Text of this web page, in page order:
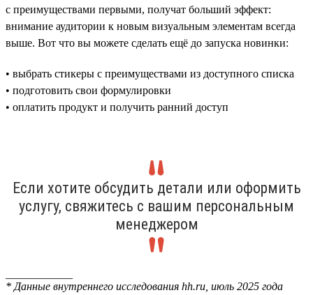
с преимуществами первыми, получат больший эффект:
внимание аудитории к новым визуальным элементам всегда
выше. Вот что вы можете сделать ещё до запуска новинки:
• выбрать стикеры с преимуществами из доступного списка
• подготовить свои формулировки
• оплатить продукт и получить ранний доступ
Если хотите обсудить детали или оформить
услугу, свяжитесь с вашим персональным
менеджером
* Данные внутреннего исследования hh.ru, июль 2025 года